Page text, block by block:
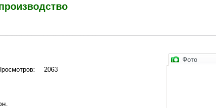
2063
Фото